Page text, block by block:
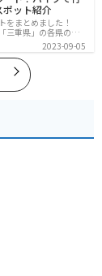
ット紹介
をまとめました！
三重県」の各県の観
湖、温泉地が点在
ットが多数ありま
際は参考にしてく
2023-09-05